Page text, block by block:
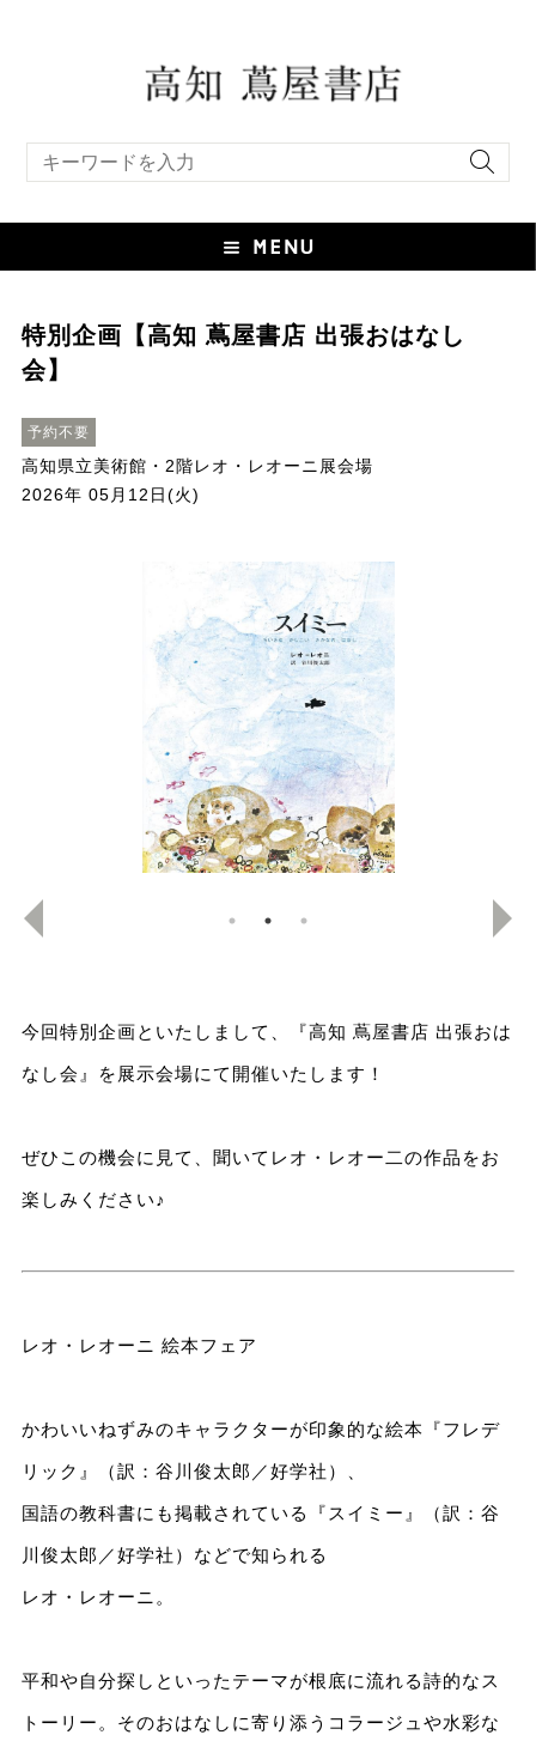
特別企画【高知 蔦屋書店 出張おはなし
会】
予約不要
高知県立美術館・2階レオ・レオーニ展会場
2026年 05月12日(火)
今回特別企画といたしまして、『高知 蔦屋書店 出張おは
なし会』を展示会場にて開催いたします！
ぜひこの機会に見て、聞いてレオ・レオー二の作品をお
楽しみください♪
レオ・レオーニ 絵本フェア
かわいいねずみのキャラクターが印象的な絵本『フレデ
リック』（訳：谷川俊太郎／好学社）、
国語の教科書にも掲載されている『スイミー』（訳：谷
川俊太郎／好学社）などで知られる
レオ・レオーニ。
平和や自分探しといったテーマが根底に流れる詩的なス
トーリー。そのおはなしに寄り添うコラージュや水彩な